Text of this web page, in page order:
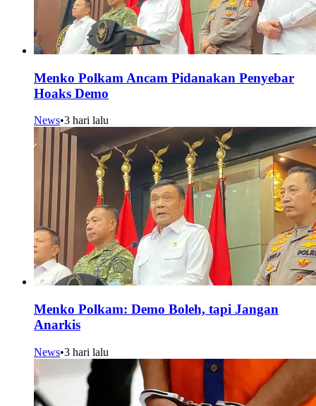
Menko Polkam Ancam Pidanakan Penyebar
Hoaks Demo
News•3 hari lalu
Menko Polkam: Demo Boleh, tapi Jangan
Anarkis
News•3 hari lalu